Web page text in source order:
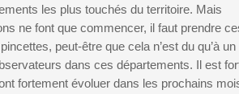
les plus touchés du territoire. Mais
ne font que commencer, il faut prendre
peut-être que cela n’est du qu’à un
dans ces départements. Il est
fortement évoluer dans les prochains